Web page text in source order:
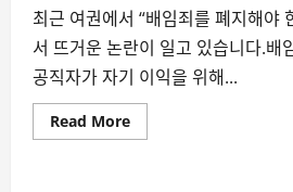
최근 여권에서 “배임죄를 폐지해야
서 뜨거운 논란이 일고 있습니다.배
공직자가 자기 이익을 위해...
Read MoreRead
more